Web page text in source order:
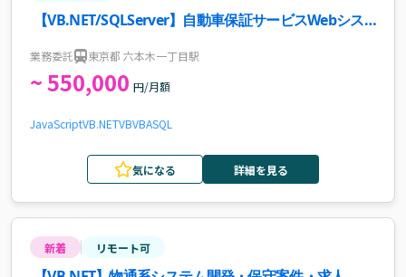
【VB.NET/SQLServer】自動車保証サービスWebシス
業務委託 東京都 六本木一丁目駅
~ 550,000 円/月額
JavaScriptVB.NETVBVBASQL
気になる 詳細を見る
新着 リモート可